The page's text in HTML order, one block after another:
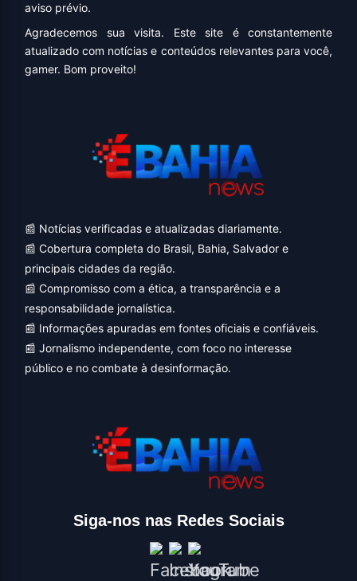
aviso prévio.
Agradecemos sua visita. Este site é constantemente
atualizado com notícias e conteúdos relevantes para você,
gamer. Bom proveito!
📰 Notícias verificadas e atualizadas diariamente.
📰 Cobertura completa do Brasil, Bahia, Salvador e
principais cidades da região.
📰 Compromisso com a ética, a transparência e a
responsabilidade jornalística.
📰 Informações apuradas em fontes oficiais e confiáveis.
📰 Jornalismo independente, com foco no interesse
público e no combate à desinformação.
Siga-nos nas Redes Sociais